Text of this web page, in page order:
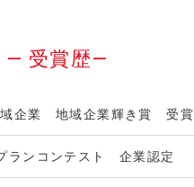
― 受賞歴―
企業 地域企業輝き賞 受賞
ランコンテスト 企業認定